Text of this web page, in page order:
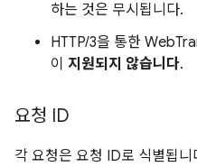
하는 것은 무시됩니다.
HTTP/3을 통한
이 지원되지 않습니다.
요청 ID
각 요청은 요청 ID로 식별됩